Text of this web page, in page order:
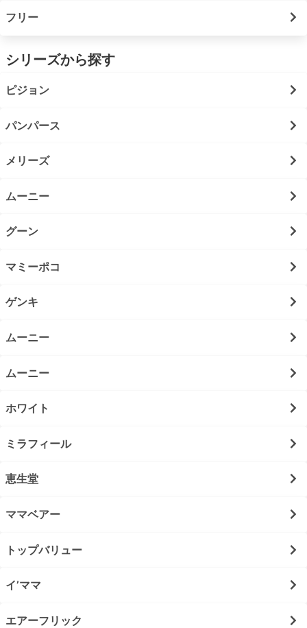
フリー
シリーズから探す
ピジョン
パンパース
メリーズ
ムーニー
グーン
マミーポコ
ゲンキ
ムーニー
ムーニー
ホワイト
ミラフィール
恵生堂
ママベアー
トップバリュー
イ’ママ
エアーフリック